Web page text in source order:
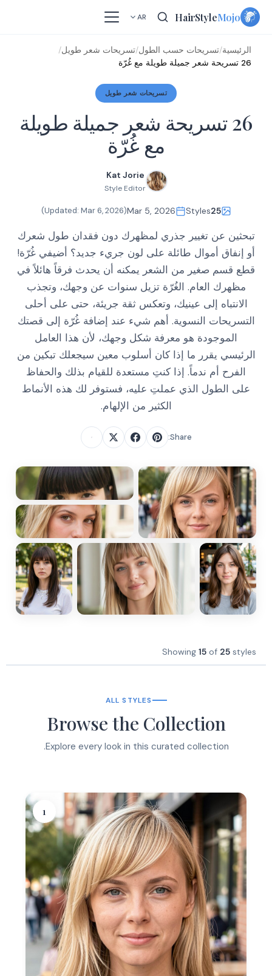
Skip
HairStyleMojo
AR
الرئيسية/تسريحات حسب الطول/تسريحات شعر طويل/
26 تسريحة شعر جميلة طويلة مع غُرّة
تسريحات شعر طويل
26 تسريحة شعر جميلة طويلة
مع غُرّة
Kat Jorie
Style Editor
25
Styles
Mar 5, 2026
(Updated:
Mar 6, 2026
)
تبحثين عن تغيير جذري لمظهرك دون فقدان طول شعرك
أو إنفاق أموال طائلة على لون جريء جديد؟ أضيفي غُرّة!
قطع قسم صغير من الشعر يمكنه أن يحدث فرقاً هائلاً في
مظهرك العام. الغُرّة تزيل سنوات عن وجهك، وتجذب
الانتباه إلى عينيك، وتعكس ثقة جريئة، حتى على أحلى
التسريحات النسوية. أهم شيء عند إضافة غُرّة إلى قصتك
الموجودة هو معرفة شكل وجهك، لأن هذا العامل
الرئيسي يقرر ما إذا كان أسلوب معين سيجعلك تبكين من
الفرح أم ندماً. إذا كنتِ مستعدة للقيام بذلك والحفاظ
على الطول الذي عملتِ عليه، فستوفر لك هذه الأنماط
الكثير من الإلهام.
Share:
Showing 15 of 25 styles
ALL STYLES
Browse the Collection
Explore every look in this curated collection.
1